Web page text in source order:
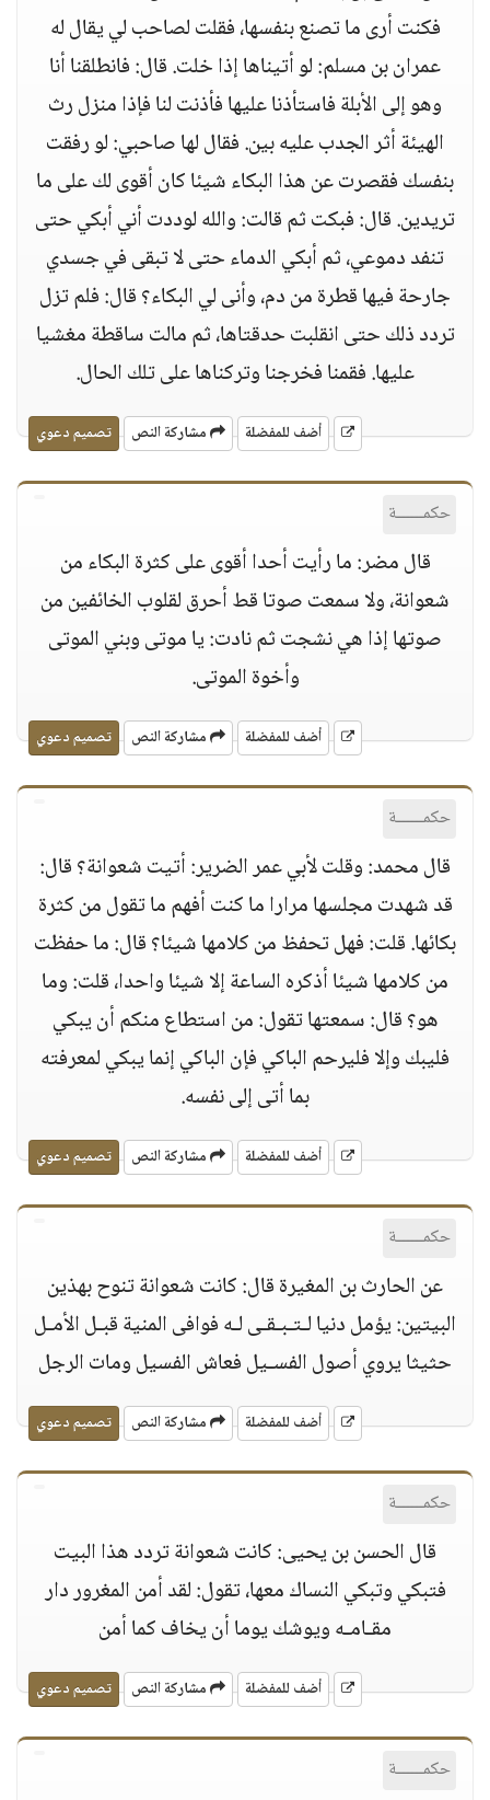
فكنت أرى ما تصنع بنفسها، فقلت لصاحب لي يقال له
عمران بن مسلم: لو أتيناها إذا خلت. قال: فانطلقنا أنا
وهو إلى الأبلة فاستأذنا عليها فأذنت لنا فإذا منزل رث
الهيئة أثر الجدب عليه بين. فقال لها صاحبي: لو رفقت
بنفسك فقصرت عن هذا البكاء شيئا كان أقوى لك على ما
تريدين. قال: فبكت ثم قالت: والله لوددت أني أبكي حتى
تنفد دموعي، ثم أبكي الدماء حتى لا تبقى في جسدي
جارحة فيها قطرة من دم، وأنى لي البكاء؟ قال: فلم تزل
تردد ذلك حتى انقلبت حدقتاها، ثم مالت ساقطة مغشيا
عليها. فقمنا فخرجنا وتركناها على تلك الحال.
أضف للمفضلة مشاركة النص تصميم دعوي
حكمــــــة
قال مضر: ما رأيت أحدا أقوى على كثرة البكاء من
شعوانة، ولا سمعت صوتا قط أحرق لقلوب الخائفين من
صوتها إذا هي نشجت ثم نادت: يا موتى وبني الموتى
وأخوة الموتى.
أضف للمفضلة مشاركة النص تصميم دعوي
حكمــــــة
قال محمد: وقلت لأبي عمر الضرير: أتيت شعوانة؟ قال:
قد شهدت مجلسها مرارا ما كنت أفهم ما تقول من كثرة
بكائها. قلت: فهل تحفظ من كلامها شيئا؟ قال: ما حفظت
من كلامها شيئا أذكره الساعة إلا شيئا واحدا، قلت: وما
هو؟ قال: سمعتها تقول: من استطاع منكم أن يبكي
فليبك وإلا فليرحم الباكي فإن الباكي إنما يبكي لمعرفته
بما أتى إلى نفسه.
أضف للمفضلة مشاركة النص تصميم دعوي
حكمــــــة
عن الحارث بن المغيرة قال: كانت شعوانة تنوح بهذين
البيتين: يؤمل دنيا لـتـبـقـى لـه فوافى المنية قبـل الأمـل
حثيثا يروي أصول الفسـيل فعاش الفسيل ومات الرجل
أضف للمفضلة مشاركة النص تصميم دعوي
حكمــــــة
قال الحسن بن يحيى: كانت شعوانة تردد هذا البيت
فتبكي وتبكي النساك معها، تقول: لقد أمن المغرور دار
مقـامـه ويوشك يوما أن يخاف كما أمن
أضف للمفضلة مشاركة النص تصميم دعوي
حكمــــــة